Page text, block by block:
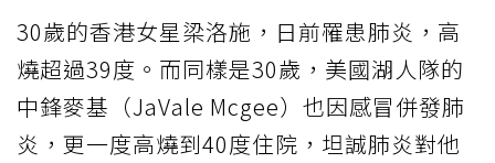
30歲的香港女星梁洛施，日前罹患肺炎，高
燒超過39度。而同樣是30歲，美國湖人隊的
中鋒麥基（JaVale Mcgee）也因感冒併發肺
炎，更一度高燒到40度住院，坦誠肺炎對他